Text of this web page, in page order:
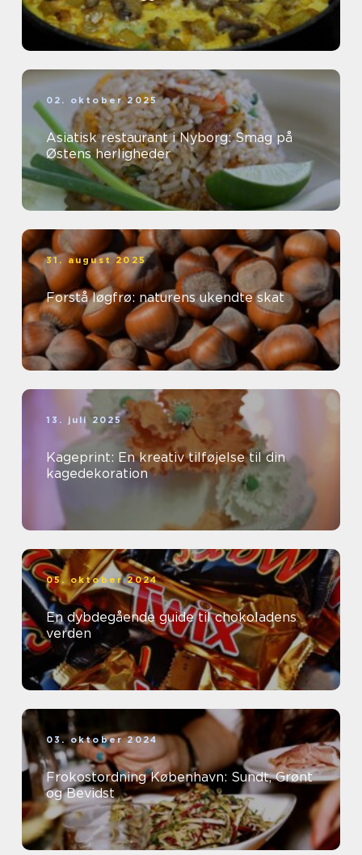
02. oktober 2025
Asiatisk restaurant i Nyborg: Smag på
Østens herligheder
31. august 2025
Forstå løgfrø: naturens ukendte skat
13. juli 2025
Kageprint: En kreativ tilføjelse til din
kagedekoration
05. oktober 2024
En dybdegående guide til chokoladens
verden
03. oktober 2024
Frokostordning København: Sundt, Grønt
og Bevidst